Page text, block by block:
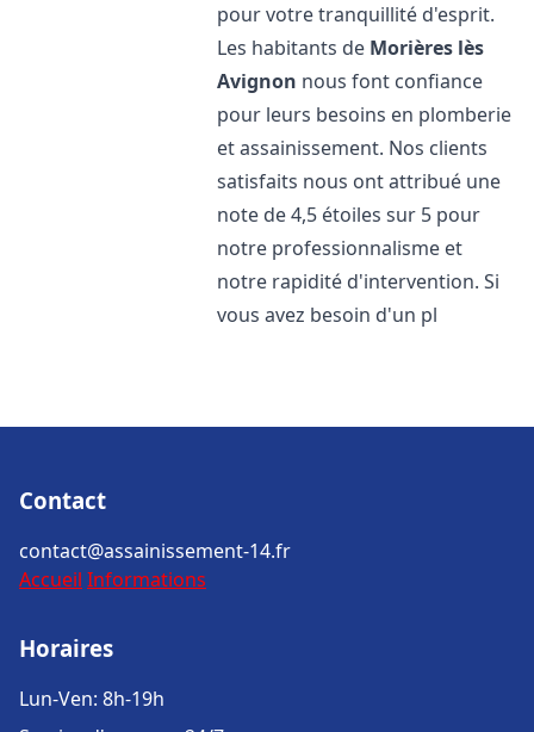
pour votre tranquillité d'esprit.
Les habitants de Morières lès
Avignon nous font confiance
pour leurs besoins en plomberie
et assainissement. Nos clients
satisfaits nous ont attribué une
note de 4,5 étoiles sur 5 pour
notre professionnalisme et
notre rapidité d'intervention. Si
vous avez besoin d'un pl
Contact
contact@assainissement-14.fr
Accueil Informations
Horaires
Lun-Ven: 8h-19h